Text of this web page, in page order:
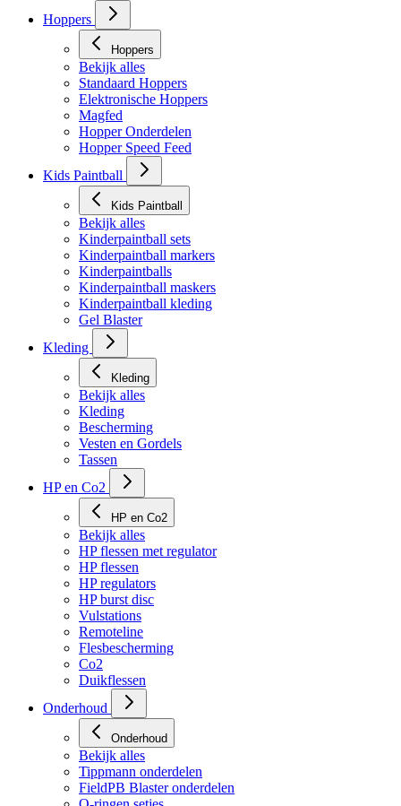
Hoppers
Hoppers
Bekijk alles
Standaard Hoppers
Elektronische Hoppers
Magfed
Hopper Onderdelen
Hopper Speed Feed
Kids Paintball
Kids Paintball
Bekijk alles
Kinderpaintball sets
Kinderpaintball markers
Kinderpaintballs
Kinderpaintball maskers
Kinderpaintball kleding
Gel Blaster
Kleding
Kleding
Bekijk alles
Kleding
Bescherming
Vesten en Gordels
Tassen
HP en Co2
HP en Co2
Bekijk alles
HP flessen met regulator
HP flessen
HP regulators
HP burst disc
Vulstations
Remoteline
Flesbescherming
Co2
Duikflessen
Onderhoud
Onderhoud
Bekijk alles
Tippmann onderdelen
FieldPB Blaster onderdelen